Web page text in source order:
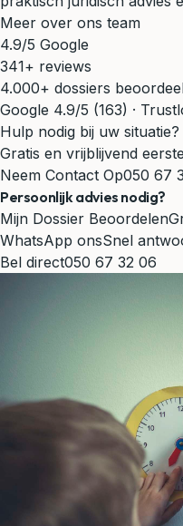
Meer over ons team
4.9/5 Google
341+ reviews
4.000+ dossiers
Google 4.9/5 (163) ·
Hulp nodig bij uw situatie?
Gratis en vrijblijvend
Neem Contact Op050 67
Persoonlijk advies nodig?
Mijn Dossier Beoordelen
WhatsApp onsSnel
Bel direct050 67 32 06